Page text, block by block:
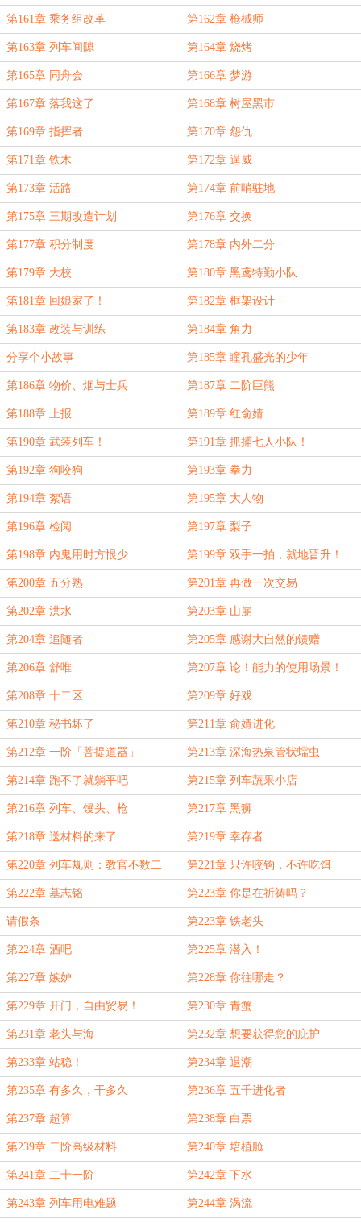
第161章 乘务组改革 第162章 枪械师
第163章 列车间隙 第164章 烧烤
第165章 同舟会 第166章 梦游
第167章 落我这了 第168章 树屋黑市
第169章 指挥者 第170章 怨仇
第171章 铁木 第172章 逞威
第173章 活路 第174章 前哨驻地
第175章 三期改造计划 第176章 交换
第177章 积分制度 第178章 内外二分
第179章 大校 第180章 黑鸢特勤小队
第181章 回娘家了！ 第182章 框架设计
第183章 改装与训练 第184章 角力
分享个小故事 第185章 瞳孔盛光的少年
第186章 物价、烟与士兵 第187章 二阶巨熊
第188章 上报 第189章 红俞婧
第190章 武装列车！ 第191章 抓捕七人小队！
第192章 狗咬狗 第193章 拳力
第194章 絮语 第195章 大人物
第196章 检阅 第197章 梨子
第198章 内鬼用时方恨少 第199章 双手一拍，就地晋升！
第200章 五分熟 第201章 再做一次交易
第202章 洪水 第203章 山崩
第204章 追随者 第205章 感谢大自然的馈赠
第206章 舒唯 第207章 论！能力的使用场景！
第208章 十二区 第209章 好戏
第210章 秘书坏了 第211章 俞婧进化
第212章 一阶「菩提道器」 第213章 深海热泉管状蠕虫
第214章 跑不了就躺平吧 第215章 列车蔬果小店
第216章 列车、馒头、枪 第217章 黑狮
第218章 送材料的来了 第219章 幸存者
第220章 列车规则：教官不数二 第221章 只许咬钩，不许吃饵
第222章 墓志铭 第223章 你是在祈祷吗？
请假条 第223章 铁老头
第224章 酒吧 第225章 潜入！
第227章 嫉妒 第228章 你往哪走？
第229章 开门，自由贸易！ 第230章 青蟹
第231章 老头与海 第232章 想要获得您的庇护
第233章 站稳！ 第234章 退潮
第235章 有多久，干多久 第236章 五千进化者
第237章 超算 第238章 白票
第239章 二阶高级材料 第240章 培植舱
第241章 二十一阶 第242章 下水
第243章 列车用电难题 第244章 涡流